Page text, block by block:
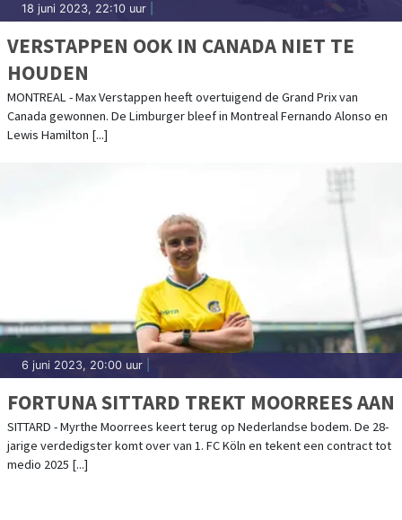
18 juni 2023, 22:10 uur
VERSTAPPEN OOK IN CANADA NIET TE
HOUDEN
MONTREAL - Max Verstappen heeft overtuigend de Grand Prix van
Canada gewonnen. De Limburger bleef in Montreal Fernando Alonso en
Lewis Hamilton [...]
6 juni 2023, 20:00 uur
FORTUNA SITTARD TREKT MOORREES AAN
SITTARD - Myrthe Moorrees keert terug op Nederlandse bodem. De 28-
jarige verdedigster komt over van 1. FC Köln en tekent een contract tot
medio 2025 [...]